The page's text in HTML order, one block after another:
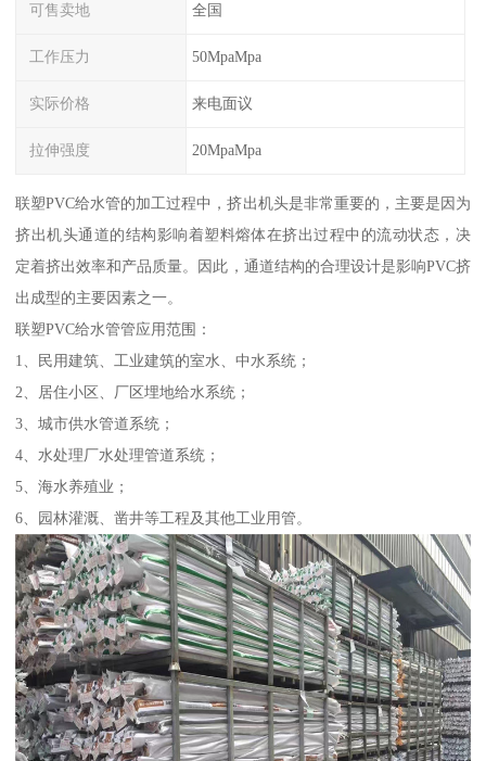
可售卖地 全国
工作压力 50MpaMpa
实际价格 来电面议
拉伸强度 20MpaMpa
联塑PVC给水管的加工过程中，挤出机头是非常重要的，主要是因为
挤出机头通道的结构影响着塑料熔体在挤出过程中的流动状态，决
定着挤出效率和产品质量。因此，通道结构的合理设计是影响PVC挤
出成型的主要因素之一。
联塑PVC给水管管应用范围：
1、民用建筑、工业建筑的室水、中水系统；
2、居住小区、厂区埋地给水系统；
3、城市供水管道系统；
4、水处理厂水处理管道系统；
5、海水养殖业；
6、园林灌溉、凿井等工程及其他工业用管。